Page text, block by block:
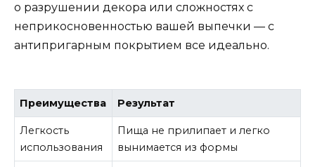
о разрушении декора или сложностях с
неприкосновенностью вашей выпечки — с
антипригарным покрытием все идеально.
Преимущества Результат
Легкость
использования
Пища не прилипает и легко
вынимается из формы